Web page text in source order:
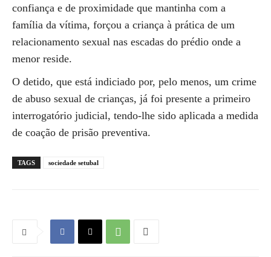
confiança e de proximidade que mantinha com a
família da vítima, forçou a criança à prática de um
relacionamento sexual nas escadas do prédio onde a
menor reside.
O detido, que está indiciado por, pelo menos, um crime
de abuso sexual de crianças, já foi presente a primeiro
interrogatório judicial, tendo-lhe sido aplicada a medida
de coação de prisão preventiva.
TAGS sociedade setubal